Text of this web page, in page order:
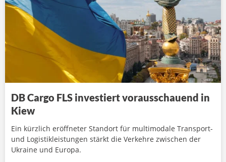
DB Cargo FLS investiert vorausschauend in
Kiew
Ein kürzlich eröffneter Standort für multimodale Transport-
und Logistikleistungen stärkt die Verkehre zwischen der
Ukraine und Europa.